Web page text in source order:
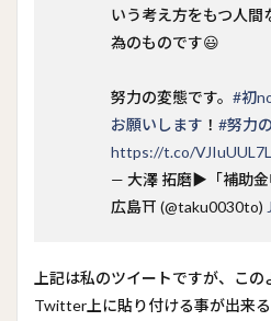
いう考え方をもつ人間
為のものです😃
努力の変態です。 #初
お願いします ！ #努力
https://t.co/
— 大澤 拓磨▶︎「補助金
広島⛩ (@taku0030to)
上記は私のツイートですが、こ
Twitter上に貼り付ける事が出来